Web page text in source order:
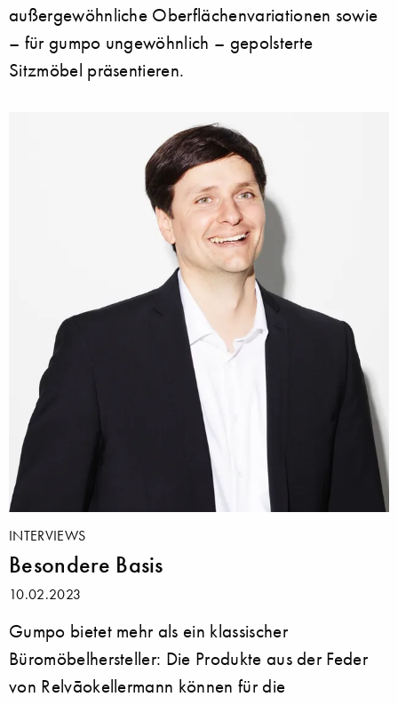
außergewöhnliche Oberflächenvariationen sowie
– für gumpo ungewöhnlich – gepolsterte
Sitzmöbel präsentieren.
INTERVIEWS
Besondere Basis
10.02.2023
Gumpo bietet mehr als ein klassischer
Büromöbelhersteller: Die Produkte aus der Feder
von Relvāokellermann können für die